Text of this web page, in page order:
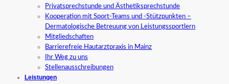
Privatsprechstunde und Ästhetiksprechstunde
Kooperation mit Sport-Teams und -Stützpunkten –
Dermatologische Betreuung von Leistungssportlern
Mitgliedschaften
Barrierefreie Hautarztpraxis in Mainz
Ihr Weg zu uns
Stellenausschreibungen
Leistungen